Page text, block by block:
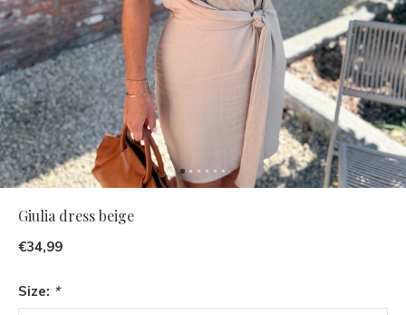
Giulia dress beige
€34,99
Size: *